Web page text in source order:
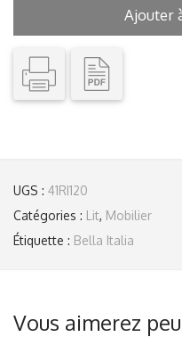
Ajouter
UGS : 41RI120
Catégories : Lit, Mobilier
Étiquette : Bella Italia
Vous aimerez